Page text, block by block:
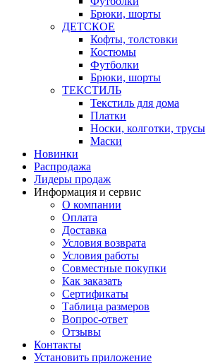
Брюки, шорты
ДЕТСКОЕ
Кофты, толстовки
Костюмы
Футболки
Брюки, шорты
ТЕКСТИЛЬ
Текстиль для дома
Платки
Носки, колготки, трусы
Маски
Новинки
Распродажа
Лидеры продаж
Информация и сервис
О компании
Оплата
Доставка
Условия возврата
Условия работы
Совместные покупки
Как заказать
Сертификаты
Таблица размеров
Вопрос-ответ
Отзывы
Контакты
Установить приложение